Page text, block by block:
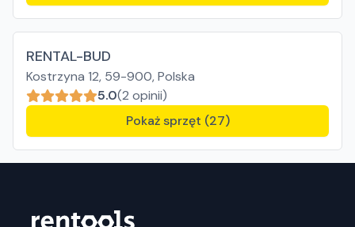
RENTAL-BUD
Kostrzyna 12, 59-900, Polska
5.0(2 opinii)
Pokaż sprzęt (27)